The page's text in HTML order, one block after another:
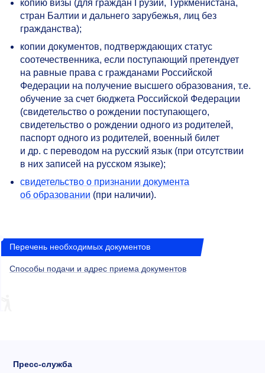
копию визы (для граждан Грузии, Туркменистана,
стран Балтии и дальнего зарубежья, лиц без
гражданства);
копии документов, подтверждающих статус
соотечественника, если поступающий претендует
на равные права с гражданами Российской
Федерации на получение высшего образования, т.е.
обучение за счет бюджета Российской Федерации
(свидетельство о рождении поступающего,
свидетельство о рождении одного из родителей,
паспорт одного из родителей, военный билет
и др. с переводом на русский язык (при отсутствии
в них записей на русском языке);
свидетельство о признании документа
об образовании (при наличии).
Перечень необходимых документов
Способы подачи и адрес приема документов
Пресс-служба